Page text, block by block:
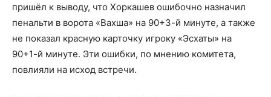
пришёл к выводу, что Хоркашев ошибочно назначил
пенальти в ворота «Вахша» на 90+3-й минуте, а также
не показал красную карточку игроку «Эсхаты» на
90+1-й минуте. Эти ошибки, по мнению комитета,
повлияли на исход встречи.